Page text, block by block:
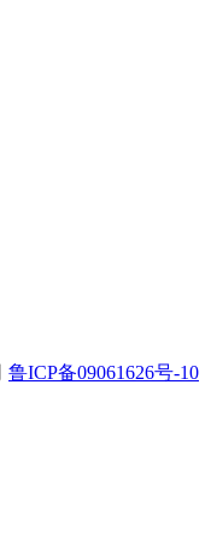
鲁ICP备09061626号-10